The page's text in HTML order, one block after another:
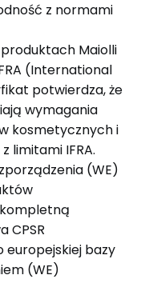
z normami
Maiolli
(International
potwierdza, że
wymagania
kosmetycznych i
limitami IFRA.
(WE)
CPSR
europejskiej bazy
(WE)